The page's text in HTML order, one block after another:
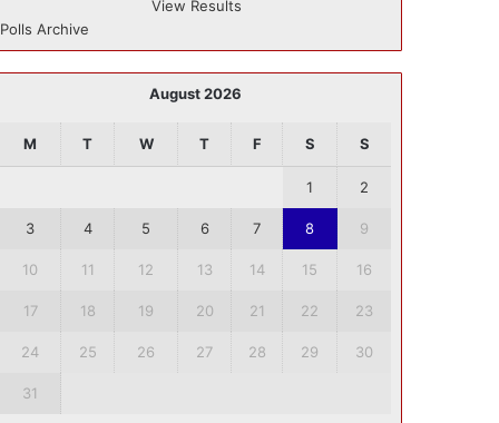
View Results
Polls Archive
August 2026
M T W T F S S
1 2
3 4 5 6 7 8 9
10 11 12 13 14 15 16
17 18 19 20 21 22 23
24 25 26 27 28 29 30
31